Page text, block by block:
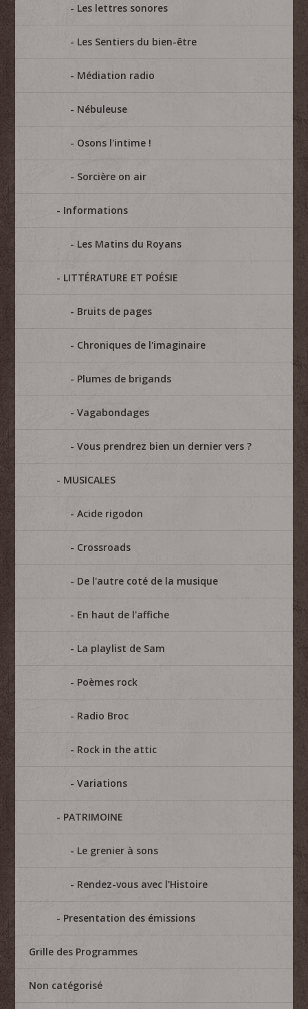
Les lettres sonores
Les Sentiers du bien-être
Médiation radio
Nébuleuse
Osons l'intime !
Sorcière on air
Informations
Les Matins du Royans
LITTÉRATURE ET POÉSIE
Bruits de pages
Chroniques de l'imaginaire
Plumes de brigands
Vagabondages
Vous prendrez bien un dernier vers ?
MUSICALES
Acide rigodon
Crossroads
De l'autre coté de la musique
En haut de l'affiche
La playlist de Sam
Poèmes rock
Radio Broc
Rock in the attic
Variations
PATRIMOINE
Le grenier à sons
Rendez-vous avec l'Histoire
Presentation des émissions
Grille des Programmes
Non catégorisé